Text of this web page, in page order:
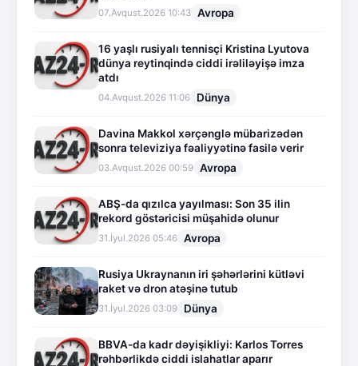
07.Avqust.2026 10:43 Avropa
16 yaşlı rusiyalı tennisçi Kristina Lyutova
dünya reytinqində ciddi irəliləyişə imza
atdı
04.Avqust.2026 11:06 Dünya
Davina Makkol xərçənglə mübarizədən
sonra televiziya fəaliyyətinə fasilə verir
03.Avqust.2026 00:59 Avropa
ABŞ-da qızılca yayılması: Son 35 ilin
rekord göstəricisi müşahidə olunur
31.İyul.2026 05:46 Avropa
Rusiya Ukraynanın iri şəhərlərini kütləvi
raket və dron atəşinə tutub
31.İyul.2026 03:09 Dünya
BBVA-da kadr dəyişikliyi: Karlos Torres
rəhbərlikdə ciddi islahatlar aparır